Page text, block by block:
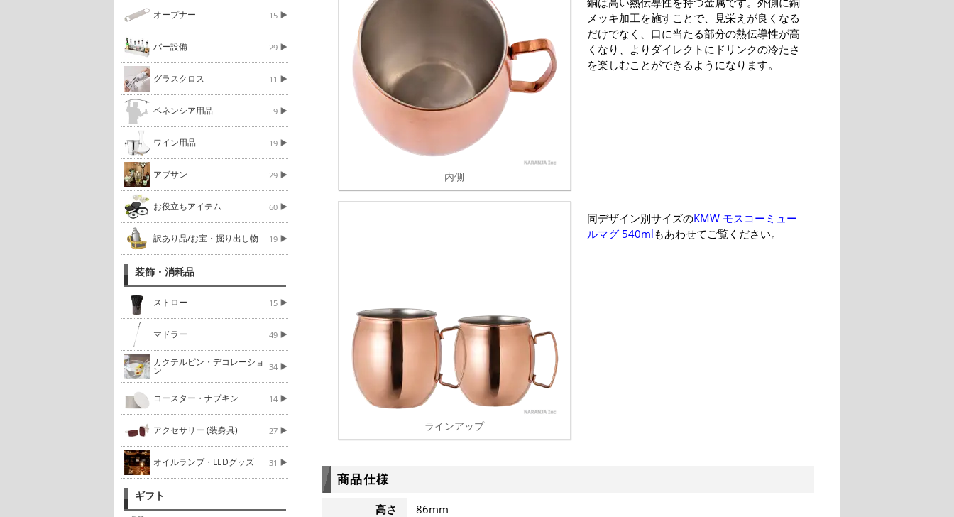
オープナー 15
バー設備 29
グラスクロス 11
ベネンシア用品 9
ワイン用品 19
アブサン 29
お役立ちアイテム 60
訳あり品/お宝・掘り出し物 19
装飾・消耗品
ストロー 15
マドラー 49
カクテルピン・デコレーショ
ン 34
コースター・ナプキン 14
アクセサリー (装身具) 27
オイルランプ・LEDグッズ 31
ギフト
内側
メッキ加工を施すことで、見栄えが良くなる
だけでなく、口に当たる部分の熱伝導性が高
くなり、よりダイレクトにドリンクの冷たさ
を楽しむことができるようになります。
ラインアップ
同デザイン別サイズのKMW モスコーミュー
ルマグ 540mlもあわせてご覧ください。
商品仕様
高さ
86mm